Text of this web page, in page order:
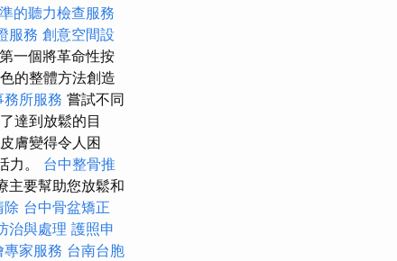
的聽力檢查服務
服務 創意空間設
一個將革命性按
的整體方法創造
所服務 嘗試不同
達到放鬆的目
膚變得令人困
力。 台中整骨推
主要幫助您放鬆和
除 台中骨盆矯正
治與處理 護照申
專家服務 台南台胞